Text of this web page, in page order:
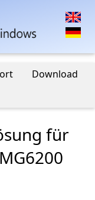
Download
für